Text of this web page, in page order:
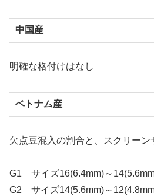
中国産
明確な格付けはなし
ベトナム産
欠点豆混入の割合と、スクリー
G1 サイズ16(6.4mm)～
G2 サイズ14(5.6mm)～